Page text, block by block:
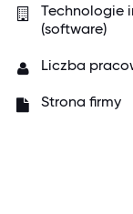
Technologie
(software)
Liczba
Strona firmy